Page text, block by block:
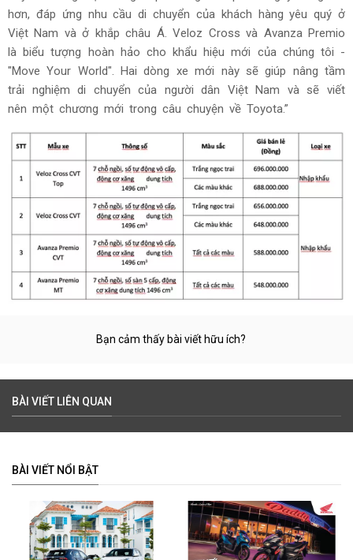
hơn, đáp ứng nhu cầu di chuyển của khách hàng yêu quý ở
Việt Nam và ở khắp châu Á. Veloz Cross và Avanza Premio
là biểu tượng hoàn hảo cho khẩu hiệu mới của chúng tôi -
"Move Your World". Hai dòng xe mới này sẽ giúp nâng tầm
trải nghiệm di chuyển của người dân Việt Nam và sẽ viết
nên một chương mới trong câu chuyện về Toyota.”
Bạn cảm thấy bài viết hữu ích?
BÀI VIẾT LIÊN QUAN
BÀI VIẾT NỔI BẬT